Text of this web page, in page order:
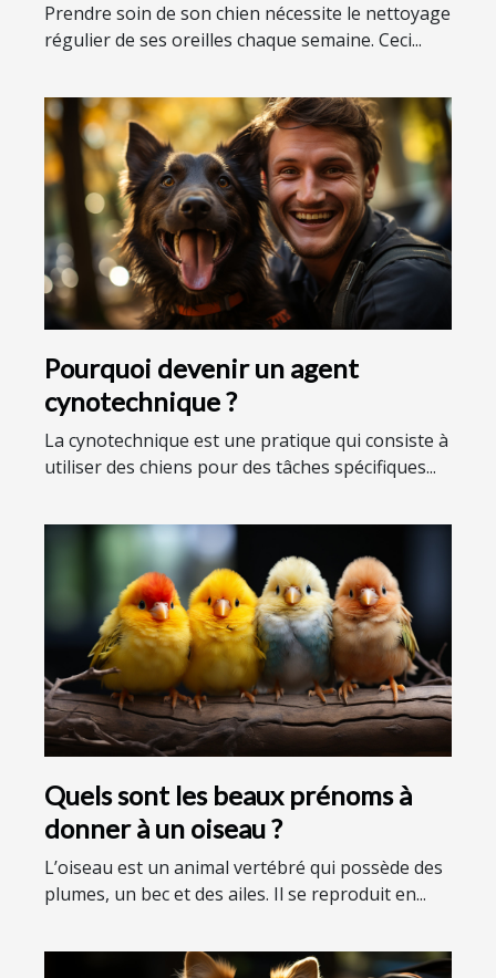
Prendre soin de son chien nécessite le nettoyage
régulier de ses oreilles chaque semaine. Ceci...
Pourquoi devenir un agent
cynotechnique ?
La cynotechnique est une pratique qui consiste à
utiliser des chiens pour des tâches spécifiques...
Quels sont les beaux prénoms à
donner à un oiseau ?
L’oiseau est un animal vertébré qui possède des
plumes, un bec et des ailes. Il se reproduit en...